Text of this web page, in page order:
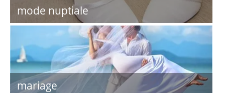
mode nuptiale
mariage